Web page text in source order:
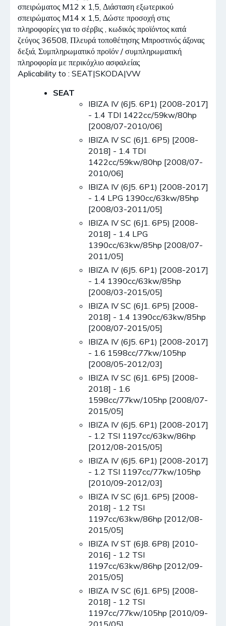
σπειρώματος M12 x 1,5, Διάσταση εξωτερικού
σπειρώματος M14 x 1,5, Δώστε προσοχή στις
πληροφορίες για το σέρβις , κωδικός προϊόντος κατά
ζεύγος 36508, Πλευρά τοποθέτησης Mπροστινός άξονας
δεξιά, Συμπληρωματικό προϊόν / συμπληρωματική
πληροφορία με περικόχλιο ασφαλείας
Aplicability to : SEAT|SKODA|VW
SEAT
IBIZA IV (6J5. 6P1) [2008-2017]
- 1.4 TDI 1422cc/59kw/80hp
[2008/07-2010/06]
IBIZA IV SC (6J1. 6P5) [2008-
2018] - 1.4 TDI
1422cc/59kw/80hp [2008/07-
2010/06]
IBIZA IV (6J5. 6P1) [2008-2017]
- 1.4 LPG 1390cc/63kw/85hp
[2008/03-2011/05]
IBIZA IV SC (6J1. 6P5) [2008-
2018] - 1.4 LPG
1390cc/63kw/85hp [2008/07-
2011/05]
IBIZA IV (6J5. 6P1) [2008-2017]
- 1.4 1390cc/63kw/85hp
[2008/03-2015/05]
IBIZA IV SC (6J1. 6P5) [2008-
2018] - 1.4 1390cc/63kw/85hp
[2008/07-2015/05]
IBIZA IV (6J5. 6P1) [2008-2017]
- 1.6 1598cc/77kw/105hp
[2008/05-2012/03]
IBIZA IV SC (6J1. 6P5) [2008-
2018] - 1.6
1598cc/77kw/105hp [2008/07-
2015/05]
IBIZA IV (6J5. 6P1) [2008-2017]
- 1.2 TSI 1197cc/63kw/86hp
[2012/08-2015/05]
IBIZA IV (6J5. 6P1) [2008-2017]
- 1.2 TSI 1197cc/77kw/105hp
[2010/09-2012/03]
IBIZA IV SC (6J1. 6P5) [2008-
2018] - 1.2 TSI
1197cc/63kw/86hp [2012/08-
2015/05]
IBIZA IV ST (6J8. 6P8) [2010-
2016] - 1.2 TSI
1197cc/63kw/86hp [2012/09-
2015/05]
IBIZA IV SC (6J1. 6P5) [2008-
2018] - 1.2 TSI
1197cc/77kw/105hp [2010/09-
2015/05]